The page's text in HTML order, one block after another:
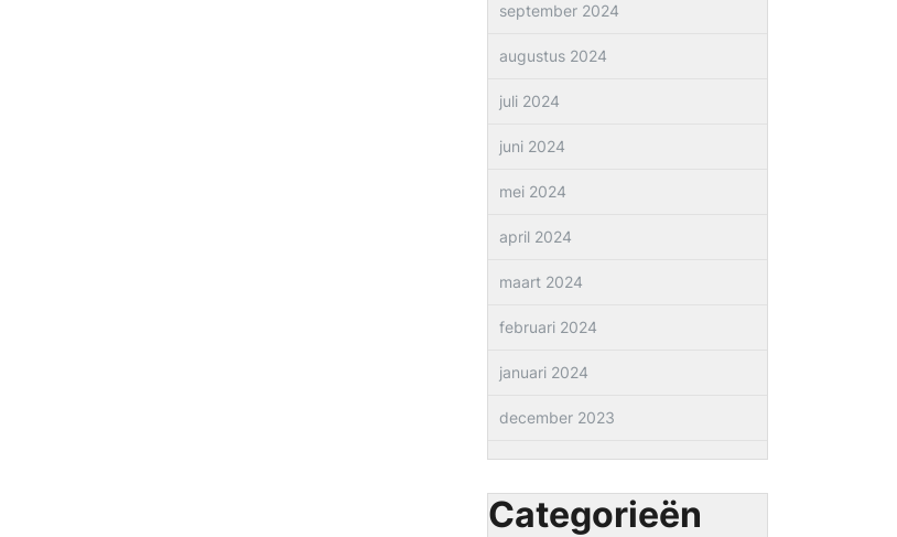
september 2024
augustus 2024
juli 2024
juni 2024
mei 2024
april 2024
maart 2024
februari 2024
januari 2024
december 2023
Categorieën